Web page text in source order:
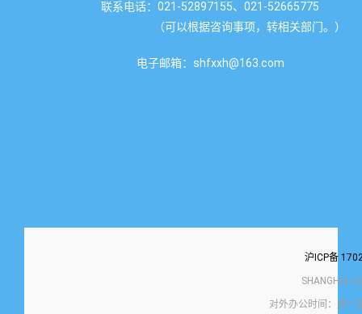
联系电话：021-52897155、021-52665775
（可以根据咨询事项，转相关部门。）
电子邮箱：shfxxh@163.com
沪ICP备
SHANGHAI
对外办公时间：周